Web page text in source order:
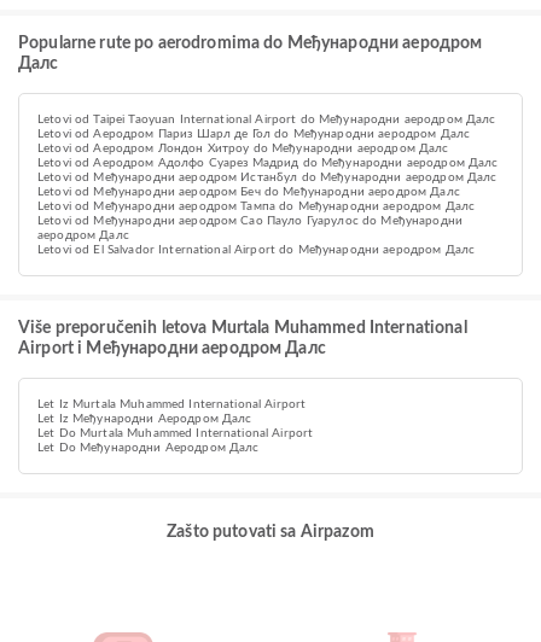
Popularne rute po aerodromima do Међународни аеродром
Далс
Letovi od Taipei Taoyuan International Airport do Међународни аеродром Далс
Letovi od Aеродром Париз Шарл де Гол do Међународни аеродром Далс
Letovi od Аеродром Лондон Хитроу do Међународни аеродром Далс
Letovi od Аеродром Адолфо Суарез Мадрид do Међународни аеродром Далс
Letovi od Међународни аеродром Истанбул do Међународни аеродром Далс
Letovi od Међународни аеродром Беч do Међународни аеродром Далс
Letovi od Међународни аеродром Тампа do Међународни аеродром Далс
Letovi od Међународни аеродром Сао Пауло Гуарулос do Међународни
аеродром Далс
Letovi od El Salvador International Airport do Међународни аеродром Далс
Više preporučenih letova Murtala Muhammed International
Airport i Међународни аеродром Далс
Let Iz Murtala Muhammed International Airport
Let Iz Међународни Аеродром Далс
Let Do Murtala Muhammed International Airport
Let Do Међународни Аеродром Далс
Zašto putovati sa Airpazom